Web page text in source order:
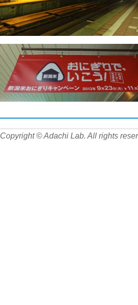
Copyright © Adachi Lab. All rights